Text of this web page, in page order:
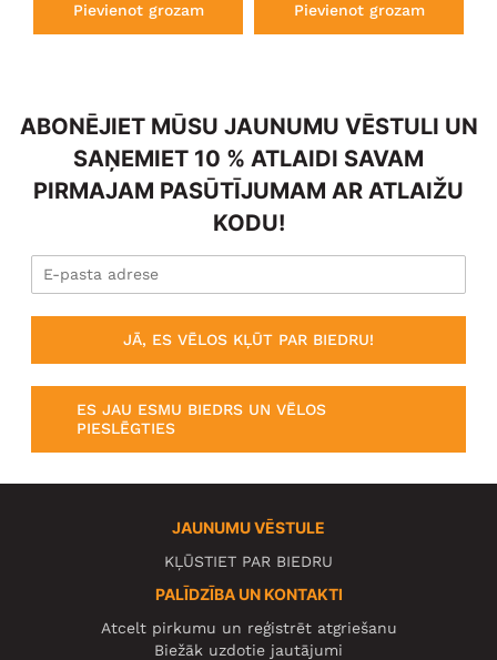
Pievienot grozam Pievienot grozam
ABONĒJIET MŪSU JAUNUMU VĒSTULI UN
SAŅEMIET 10 % ATLAIDI SAVAM
PIRMAJAM PASŪTĪJUMAM AR ATLAIŽU
KODU!
JĀ, ES VĒLOS KĻŪT PAR BIEDRU!
ES JAU ESMU BIEDRS UN VĒLOS
PIESLĒGTIES
JAUNUMU VĒSTULE
KĻŪSTIET PAR BIEDRU
PALĪDZĪBA UN KONTAKTI
Atcelt pirkumu un reģistrēt atgriešanu
Biežāk uzdotie jautājumi